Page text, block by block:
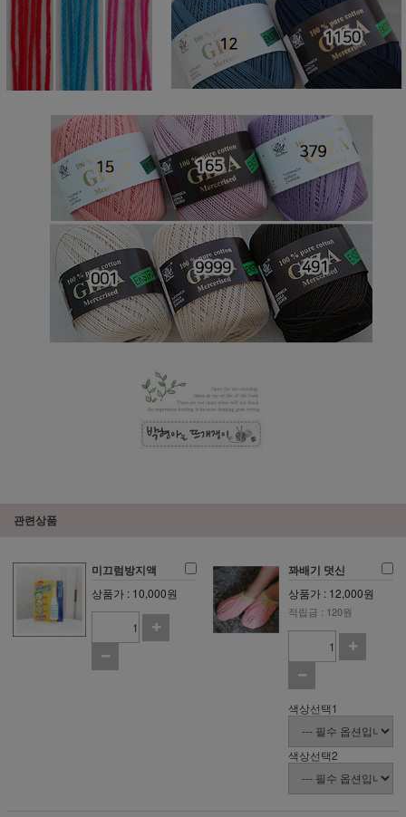
관련상품
미끄럼방지액
상품가 : 10,000원
꽈배기 덧신
상품가 : 12,000원
적립금 : 120원
색상선택1
색상선택2